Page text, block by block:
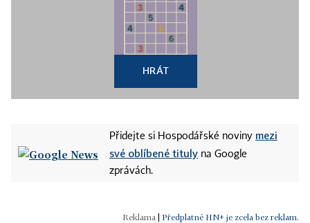
HRÁT
Přidejte si Hospodářské noviny mezi
své oblíbené tituly na Google
zprávách.
Předplatné HN+ je zcela bez reklam.